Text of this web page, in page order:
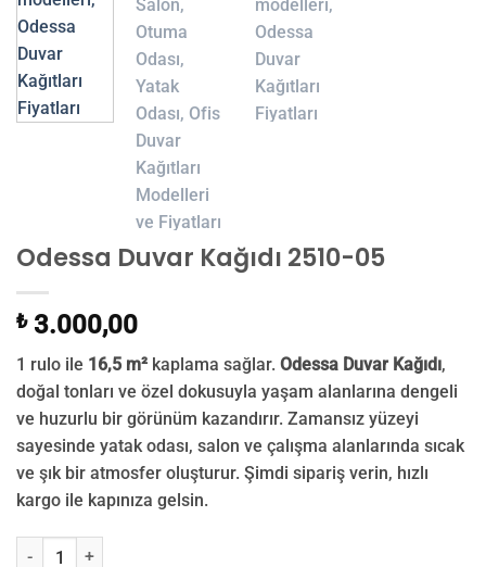
Odessa Duvar Kağıdı 2510-05
₺3.000,00
1 rulo ile 16,5 m² kaplama sağlar. Odessa Duvar Kağıdı,
doğal tonları ve özel dokusuyla yaşam alanlarına dengeli
ve huzurlu bir görünüm kazandırır. Zamansız yüzeyi
sayesinde yatak odası, salon ve çalışma alanlarında sıcak
ve şık bir atmosfer oluşturur. Şimdi sipariş verin, hızlı
kargo ile kapınıza gelsin.
Odessa Duvar Kağıdı 2510-05 adet